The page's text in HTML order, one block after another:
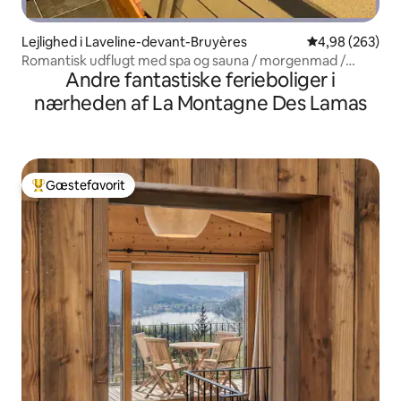
Lejlighed i Laveline-devant-Bruyères 4,98 ud af 5 i
4,98 (263)
Romantisk udflugt med spa og sauna / morgenmad /
airconditionAndre fantastiske ferieboliger i
nærheden af La Montagne Des Lamas
Bedste gæstefavorit
Gæstefavorit